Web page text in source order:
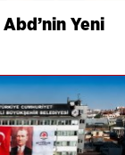
Yeni